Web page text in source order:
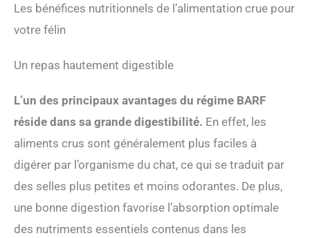
entièrement recyclables, reflétant ainsi notre
provenant de la viande et peuvent être consommés
Les bénéfices nutritionnels de l’alimentation crue pour
votre félin
Un repas hautement digestible
L’un des principaux avantages du régime BARF
réside dans sa grande digestibilité. En effet, les
aliments crus sont généralement plus faciles à
digérer par l’organisme du chat, ce qui se traduit par
des selles plus petites et moins odorantes. De plus,
une bonne digestion favorise l’absorption optimale
des nutriments essentiels contenus dans les